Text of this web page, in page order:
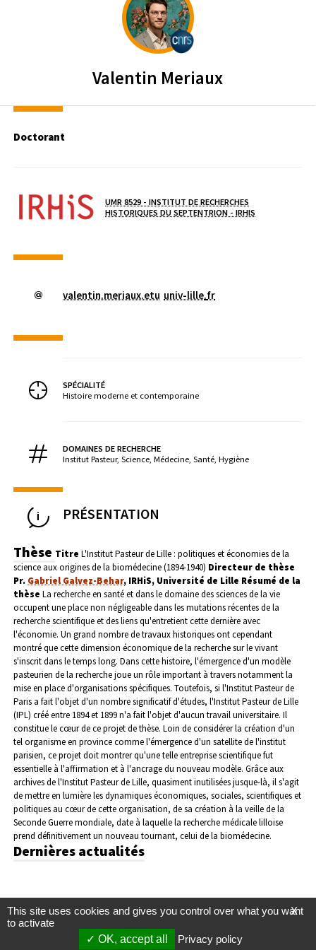
CENTRE NATIONAL DE LA
Valentin Meriaux
Doctorant
UMR 8529 - INSTITUT DE RECHERCHES
HISTORIQUES DU SEPTENTRION - IRHIS( NOUVELLE
valentin.meriaux.etu univ-lille.fr
SPÉCIALITÉ
Histoire moderne et contemporaine
DOMAINES DE RECHERCHE
Institut Pasteur, Science, Médecine, Santé, Hygiène
PRÉSENTATION
Thèse Titre L'Institut Pasteur de Lille : politiques et économies de la
science aux origines de la biomédecine (1894-1940) Directeur de thèse
Pr. Gabriel Galvez-Behar, IRHiS, Université de Lille Résumé de la
thèse La recherche en santé et dans le domaine des sciences de la vie
occupent une place non négligeable dans les mutations récentes de la
recherche scientifique et des liens qu'entretient cette dernière avec
l'économie. Un grand nombre de travaux historiques ont cependant
montré que cette dimension économique de la recherche sur le vivant
s'inscrit dans le temps long. Dans cette histoire, l'émergence d'un modèle
pasteurien de la recherche joue un rôle important à travers notamment la
mise en place d'organisations spécifiques. Toutefois, si l'Institut Pasteur de
Paris a fait l'objet d'un nombre significatif d'études, l'Institut Pasteur de Lille
(IPL) créé entre 1894 et 1899 n'a fait l'objet d'aucun travail universitaire. Il
constitue le cœur de ce projet de thèse. Loin de considérer la création d'un
tel organisme en province comme l'émergence d'un satellite de l'institut
parisien, ce projet doit montrer qu'une telle entreprise scientifique fut
essentielle à l'affirmation et à l'ancrage du nouveau modèle. Grâce aux
archives de l'Institut Pasteur de Lille, quasiment inutilisées jusque-là, il s'agit
de mettre en lumière les dynamiques économiques, sociales, scientifiques et
politiques au cœur de cette organisation, de sa création à la veille de la
Seconde Guerre mondiale, date à laquelle la recherche médicale lilloise
prend définitivement un nouveau tournant, celui de la biomédecine.
Dernières actualités
X
This site uses cookies and gives you control over what you want
to activate
OK, accept all
Privacy policy